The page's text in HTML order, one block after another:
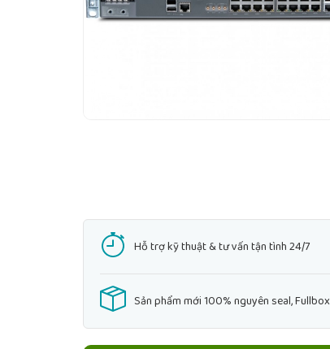
Hỗ trợ kỹ thuật & tư vấn tận tình 24/7
Sản phẩm mới 100% nguyên seal, Fullbox